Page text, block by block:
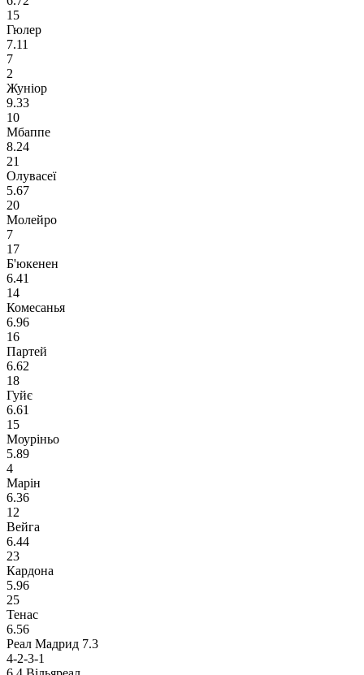
15
Гюлер
7.11
7
2
Жуніор
9.33
10
Мбаппе
8.24
21
Олувасеї
5.67
20
Молейро
7
17
Б'юкенен
6.41
14
Комесанья
6.96
16
Партей
6.62
18
Гуйє
6.61
15
Моуріньо
5.89
4
Марін
6.36
12
Вейга
6.44
23
Кардона
5.96
25
Тенас
6.56
Реал Мадрид 7.3
4-2-3-1